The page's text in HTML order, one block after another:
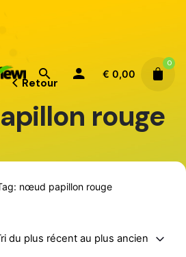
€ 0,00
0
Retour
rouge
nœud papillon rouge
du plus récent au plus ancien